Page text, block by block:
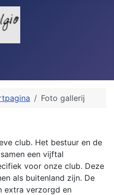
Foto gallerij
club. Het bestuur en de
een vijftal
voor onze club. Deze
als buitenland zijn. De
extra verzorgd en